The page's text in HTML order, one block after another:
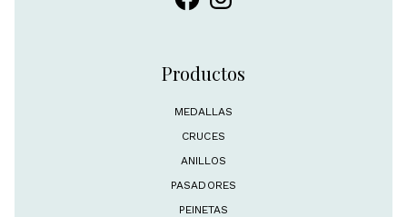
Productos
MEDALLAS
CRUCES
ANILLOS
PASADORES
PEINETAS